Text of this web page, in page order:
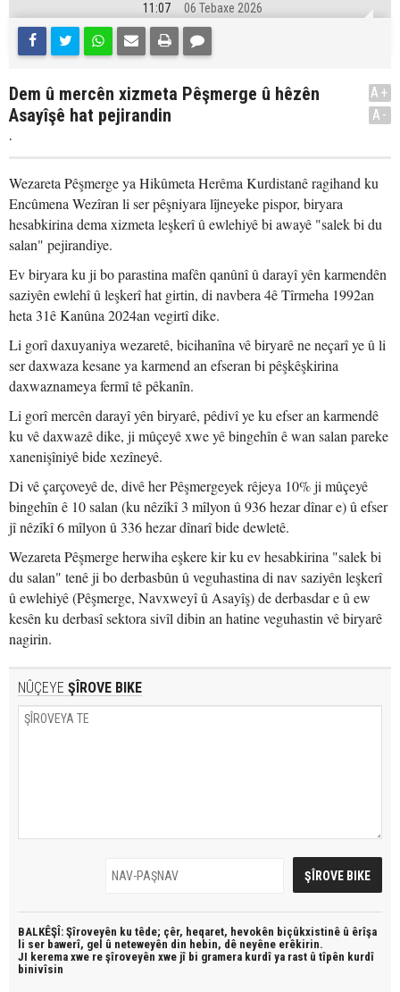
11:07 06 Tebaxe 2026
Dem û mercên xizmeta Pêşmerge û hêzên
Asayîşê hat pejirandin
.
A+
A-
Wezareta Pêşmerge ya Hikûmeta Herêma Kurdistanê ragihand ku
Encûmena Wezîran li ser pêşniyara lîjneyeke pispor, biryara
hesabkirina dema xizmeta leşkerî û ewlehiyê bi awayê "salek bi du
salan" pejirandiye.
Ev biryara ku ji bo parastina mafên qanûnî û darayî yên karmendên
saziyên ewlehî û leşkerî hat girtin, di navbera 4ê Tîrmeha 1992an
heta 31ê Kanûna 2024an vegirtî dike.
Li gorî daxuyaniya wezaretê, bicihanîna vê biryarê ne neçarî ye û li
ser daxwaza kesane ya karmend an efseran bi pêşkêşkirina
daxwaznameya fermî tê pêkanîn.
Li gorî mercên darayî yên biryarê, pêdivî ye ku efser an karmendê
ku vê daxwazê dike, ji mûçeyê xwe yê bingehîn ê wan salan pareke
xanenişîniyê bide xezîneyê.
Di vê çarçoveyê de, divê her Pêşmergeyek rêjeya 10% ji mûçeyê
bingehîn ê 10 salan (ku nêzîkî 3 mîlyon û 936 hezar dînar e) û efser
jî nêzîkî 6 mîlyon û 336 hezar dînarî bide dewletê.
Wezareta Pêşmerge herwiha eşkere kir ku ev hesabkirina "salek bi
du salan" tenê ji bo derbasbûn û veguhastina di nav saziyên leşkerî
û ewlehiyê (Pêşmerge, Navxweyî û Asayîş) de derbasdar e û ew
kesên ku derbasî sektora sivîl dibin an hatine veguhastin vê biryarê
nagirin.
NÛÇEYE ŞÎROVE BIKE
BALKÊŞÎ: Şîroveyên ku têde; çêr, heqaret, hevokên biçûkxistinê û êrîşa
li ser bawerî, gel û neteweyên din hebin, dê neyêne erêkirin.
JI kerema xwe re şîroveyên xwe jî bi gramera kurdî ya rast û tîpên kurdî
binivîsin